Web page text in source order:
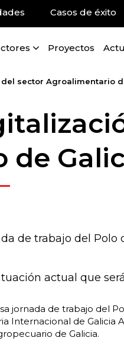
Casos de éxito
Proyectos
sector Agroalimentario
de trabajo del Polo
actual que
jornada de trabajo del
Internacional de Galicia
de Galicia.